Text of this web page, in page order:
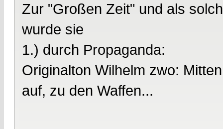
Zur "Großen Zeit" und als
wurde sie
1.) durch Propaganda:
Originalton Wilhelm zwo:
auf, zu den Waffen...